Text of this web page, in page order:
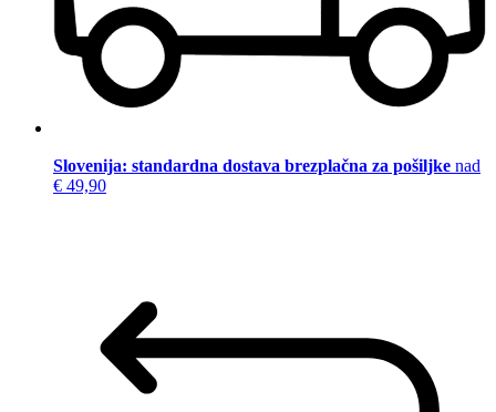
Slovenija: standardna dostava brezplačna za pošiljke nad
€ 49,90